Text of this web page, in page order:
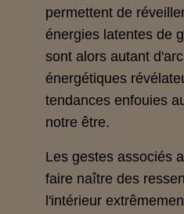
permettent de
énergies latentes de
sont alors autant
énergétiques
tendances enfouies
notre être.
Les gestes associés
faire naître des
l'intérieur